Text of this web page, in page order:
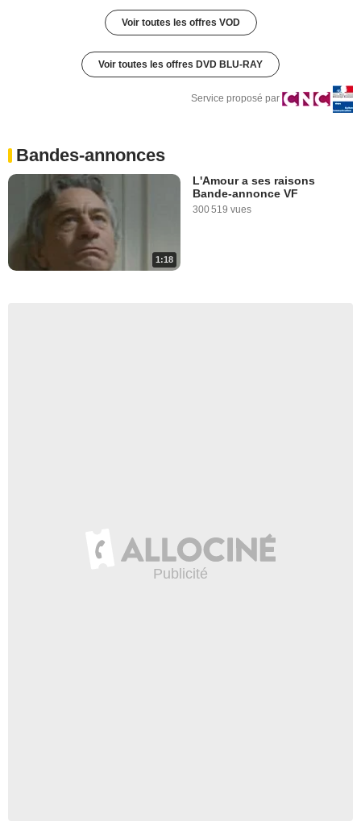
Voir toutes les offres VOD
Voir toutes les offres DVD BLU-RAY
Service proposé par
Bandes-annonces
1:18
L'Amour a ses raisons
Bande-annonce VF
300 519 vues